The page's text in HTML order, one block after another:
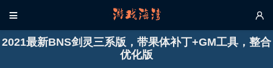
 
2021最新BNS剑灵三系版，带果体补丁+GM工具，整合
优化版